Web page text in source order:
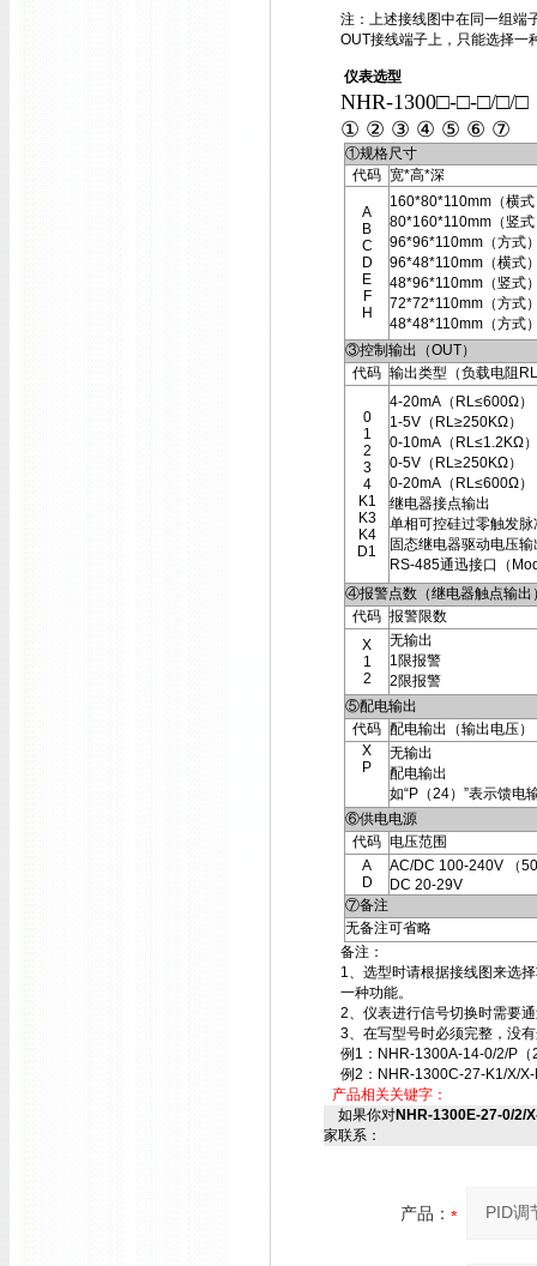
注：上述接线图中在同一组端
OUT接线端子上，只能选择一
仪表选型
NHR-1300□-□-□/□/□
① ② ③ ④ ⑤ ⑥ ⑦
①规格尺寸
代码 宽*高*深
A
B
C
D
E
F
H
160*80*110mm（横式
80*160*110mm（竖式
96*96*110mm（方式
96*48*110mm（横式
48*96*110mm（竖式
72*72*110mm（方式
48*48*110mm（方式
③控制输出（OUT）
代码 输出类型（负载电阻
0
1
2
3
4
K1
K3
K4
D1
4-20mA（RL≤600Ω）
1-5V（RL≥250KΩ）
0-10mA（RL≤1.2KΩ）
0-5V（RL≥250KΩ）
0-20mA（RL≤600Ω）
继电器接点输出
单相可控硅过零触发脉
固态继电器驱动电压输
RS-485通迅接口（
④报警点数（继电器触点输出
代码 报警限数
X
1
2
无输出
1限报警
2限报警
⑤配电输出
代码 配电输出（输出电压）
X
P
无输出
配电输出
如“P（24）”表示馈电
⑥供电电源
代码 电压范围
A
D
AC/DC 100-240V （
DC 20-29V
⑦备注
无备注可省略
备注：
1、选型时请根据接线图来选
一种功能。
2、仪表进行信号切换时需要
3、在写型号时必须完整，没
例1：NHR-1300A-14-0/2/P（
例2：NHR-1300C-27-K1/X/X-
产品相关关键字：
如果你对NHR-1300E-27-0/2/
家联系：
产品：